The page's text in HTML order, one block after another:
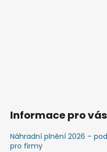
Informace pro vás
Náhradní plnění 2026 –
pro firmy